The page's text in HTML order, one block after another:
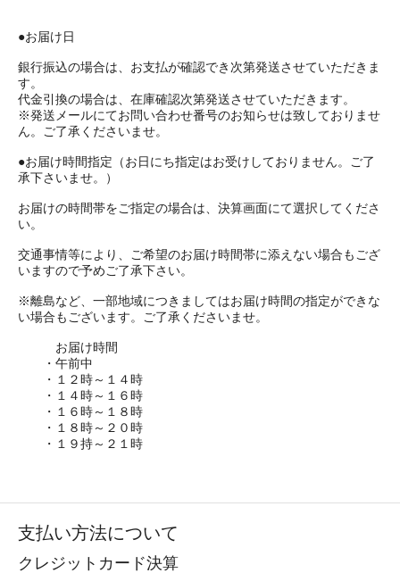
●お届け日
銀行振込の場合は、お支払が確認でき次第発送させていただきま
す。
代金引換の場合は、在庫確認次第発送させていただきます。
※発送メールにてお問い合わせ番号のお知らせは致しておりませ
ん。ご了承くださいませ。
●お届け時間指定（お日にち指定はお受けしておりません。ご了
承下さいませ。）
お届けの時間帯をご指定の場合は、決算画面にて選択してくださ
い。
交通事情等により、ご希望のお届け時間帯に添えない場合もござ
いますので予めご了承下さい。
※離島など、一部地域につきましてはお届け時間の指定ができな
い場合もございます。ご了承くださいませ。
お届け時間
・午前中
・１２時～１４時
・１４時～１６時
・１６時～１８時
・１８時～２０時
・１９持～２１時
支払い方法について
クレジットカード決算